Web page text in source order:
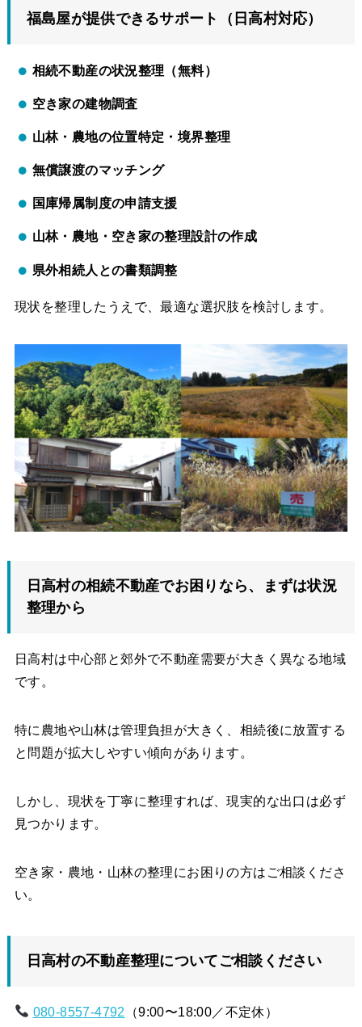
福島屋が提供できるサポート（日高村対応）
相続不動産の状況整理（無料）
空き家の建物調査
山林・農地の位置特定・境界整理
無償譲渡のマッチング
国庫帰属制度の申請支援
山林・農地・空き家の整理設計の作成
県外相続人との書類調整
現状を整理したうえで、最適な選択肢を検討します。
日高村の相続不動産でお困りなら、まずは状況
整理から
日高村は中心部と郊外で不動産需要が大きく異なる地域
です。
特に農地や山林は管理負担が大きく、相続後に放置する
と問題が拡大しやすい傾向があります。
しかし、現状を丁寧に整理すれば、現実的な出口は必ず
見つかります。
空き家・農地・山林の整理にお困りの方はご相談くださ
い。
日高村の不動産整理についてご相談ください
080-8557-4792
（9:00〜18:00／不定休）